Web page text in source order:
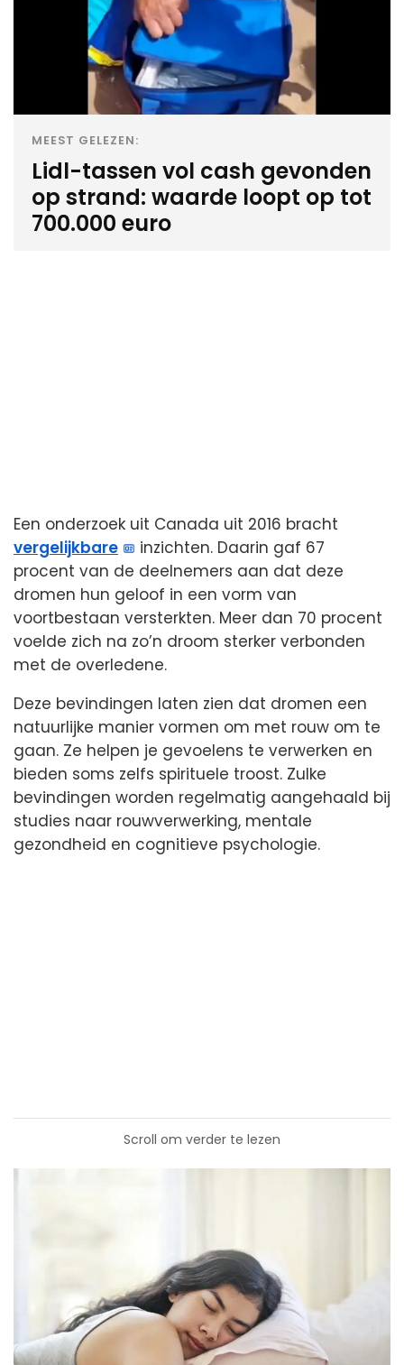
MEEST GELEZEN:
Lidl-tassen vol cash gevonden
op strand: waarde loopt op tot
700.000 euro
Een onderzoek uit Canada uit 2016 bracht
vergelijkbare
inzichten. Daarin gaf 67
procent van de deelnemers aan dat deze
dromen hun geloof in een vorm van
voortbestaan versterkten. Meer dan 70 procent
voelde zich na zo’n droom sterker verbonden
met de overledene.
Deze bevindingen laten zien dat dromen een
natuurlijke manier vormen om met rouw om te
gaan. Ze helpen je gevoelens te verwerken en
bieden soms zelfs spirituele troost. Zulke
bevindingen worden regelmatig aangehaald bij
studies naar rouwverwerking, mentale
gezondheid en cognitieve psychologie.
Scroll om verder te lezen